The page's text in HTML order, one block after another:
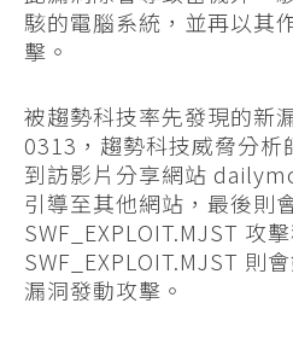
駭的電腦系統，並再以其
擊。
被趨勢科技率先發現的新
0313，趨勢科技威脅分
到訪影片分享網站
引導至其他網站，最後則
SWF_EXPLOIT.MJST 攻
SWF_EXPLOIT.MJST 則
漏洞發動攻擊。